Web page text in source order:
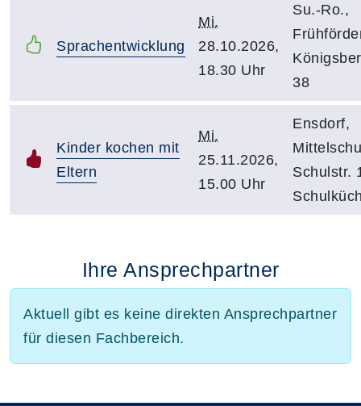
Sprachentwicklung
Mi.
28.10.2026,
18.30 Uhr
Su.-Ro.,
38
Kinder kochen mit
Eltern
Mi.
25.11.2026,
15.00 Uhr
Ensdorf,
Schulstr.
Ihre Ansprechpartner
Aktuell gibt es keine direkten Ansprechpartner
für diesen Fachbereich.